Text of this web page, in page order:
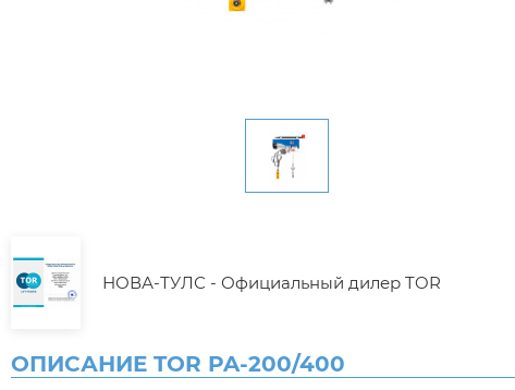
НОВА-ТУЛС - Официальный дилер TOR
ОПИСАНИЕ TOR PA-200/400